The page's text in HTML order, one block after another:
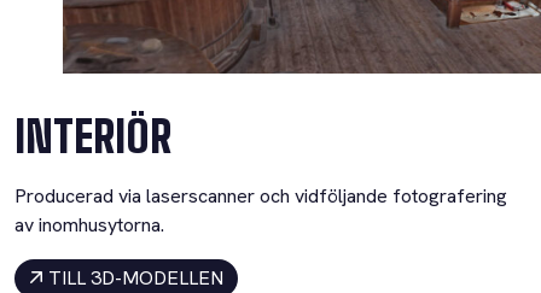
INTERIÖR
Producerad via laserscanner och vidföljande fotografering
av inomhusytorna.
TILL 3D-MODELLEN